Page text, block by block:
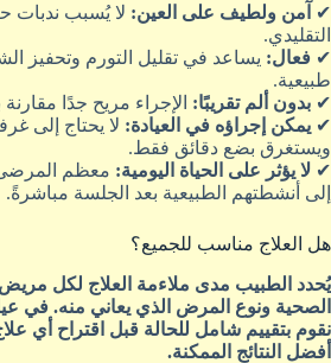
✔ آمن ولطيف على العين: لا يُسبب ندبات
التقليدي.
✔ فعال: يساعد في تقليل التورم وتحفيز
طبيعية.
✔ بدون ألم تقريبًا: الإجراء مريح جدًا
✔ يمكن إجراؤه في العيادة: لا يحتاج إلى
ويستغرق بضع دقائق فقط.
✔ لا يؤثر على الحياة اليومية: معظم المرضى
إلى أنشطتهم الطبيعية بعد الجلسة مباشرةً.
هل العلاج مناسب للجميع؟
يُحدد الطبيب مدى ملاءمة العلاج لكل مريض
الصحية ونوع المرض الذي يعاني منه. في
نقوم بتقييم شامل للحالة قبل اقتراح أي
أفضل النتائج الممكنة.